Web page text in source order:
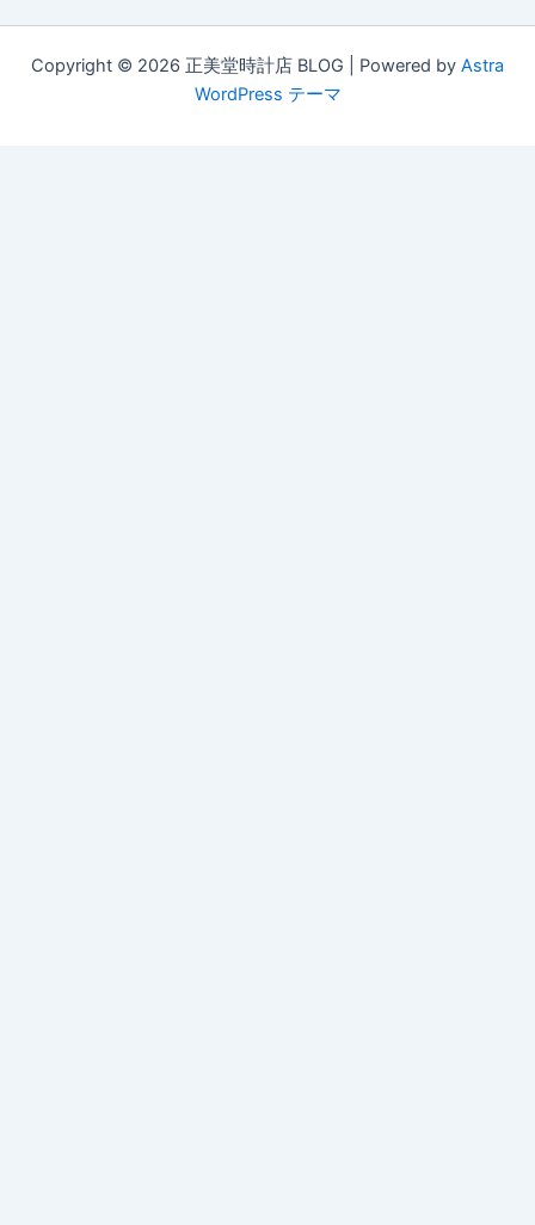
Copyright © 2026 正美堂時計店 BLOG | Powered by Astra
WordPress テーマ